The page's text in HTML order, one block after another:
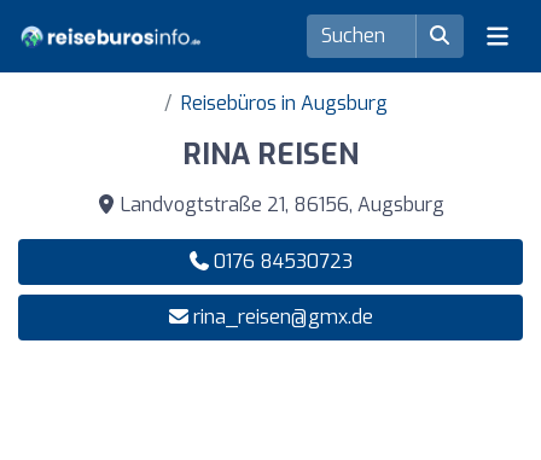
Reisebüros in Augsburg
RINA REISEN
Landvogtstraße 21, 86156, Augsburg
0176 84530723
rina_reisen@gmx.de